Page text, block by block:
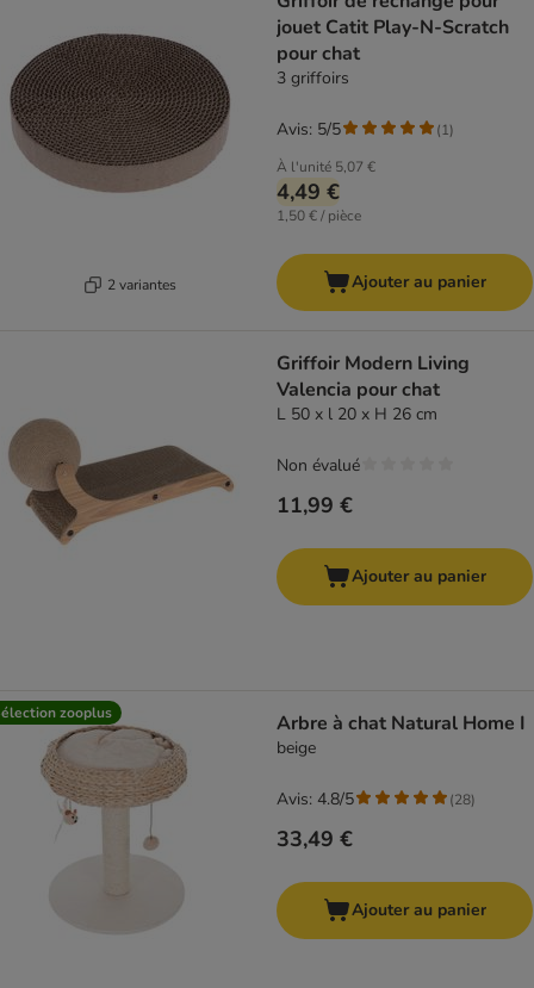
2 variantes
jouet Catit Play-N-Scratch
pour chat
3 griffoirs
À l'unité 5,07 €
4,49 €
1,50 € / pièce
Avis: 5/5 (1)
Ajouter au panier
Griffoir Modern Living
Valencia pour chat
L 50 x l 20 x H 26 cm
11,99 €
Non évalué
Ajouter au panier
zooplus Arbre à chat Natural Home I
beige
33,49 €
Avis: 4.8/5 (28)
Ajouter au panier